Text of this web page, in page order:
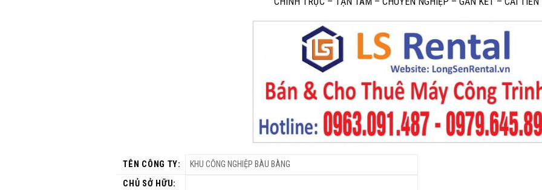
TÊN CÔNG TY:
KHU CÔNG NGHIỆP BÀU BÀNG
CHỦ SỞ HỮU: